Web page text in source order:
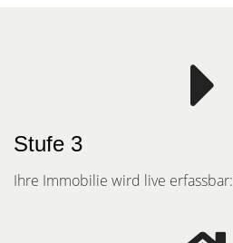
Stufe 3
Ihre Immobilie wird live erfassbar: